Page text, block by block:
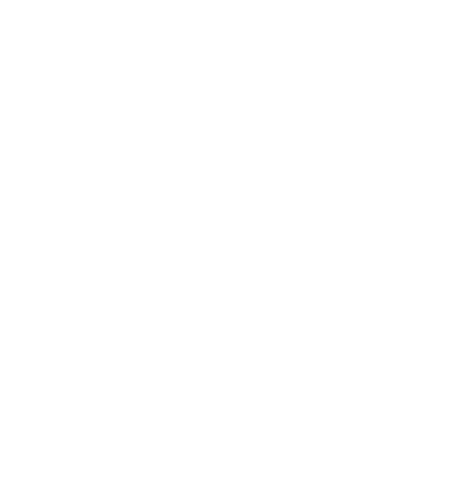
misafirler için öne çıkar. Geniş yaşam alanları, şık kabinler ve farklı rota alternatifleri sayesinde hem
özel bir deniz tatili yaşamak isteyen misafirler için ideal bir seçenektir. Motoryatlarla sunulan bu ayrıcalıklı
planlayan misafirler için ideal bir deneyim sunar. Motoryatlarla gerçekleşen bu özel yolculukta şık yaşam
özel bir deniz deneyimi yaşamak isteyenler için ideal bir tercihtir. Motoryatlarla planlanan bu ayrıcalıklı
bir deniz tatili planlamak isteyenler için ideal bir deneyim sunar. Motoryatlarla gerçekleştirilen bu özel
özel bir deniz tatili planlamak isteyenler için ideal bir deneyim sunar. Motoryatlarla gerçekleşen bu ayrıcalıklı
özel bir şekilde keşfetmek isteyen misafirler için ideal bir deneyim sunar. Motoryatlarla planlanan bu
şık ve özgür bir şekilde keşfetmek isteyen misafirler için ideal bir alternatiftir. Geniş yaşam alanları, dengeli